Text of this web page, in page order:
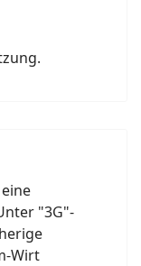
"3G"-
Wirt